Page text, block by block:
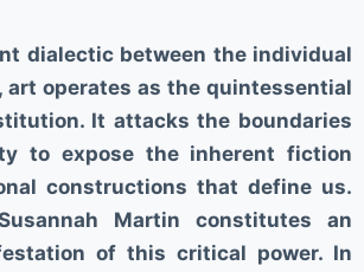
dialectic between the individual
art operates as the quintessential
It attacks the boundaries
to expose the inherent fiction
constructions that define us.
Martin constitutes an
of this critical power. In